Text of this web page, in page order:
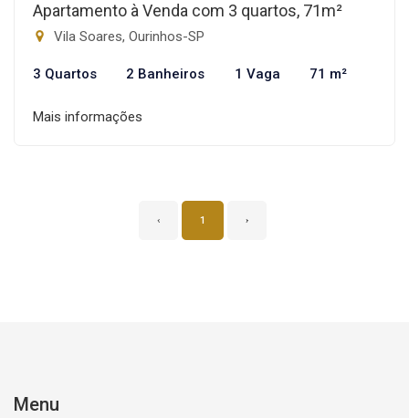
Apartamento à Venda com 3 quartos, 71m²
Vila Soares, Ourinhos-SP
3 Quartos 2 Banheiros 1 Vaga 71 m²
Mais informações
‹ 1 ›
Menu